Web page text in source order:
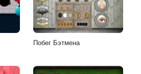
Побег Бэтмена